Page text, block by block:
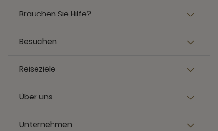
Brauchen Sie Hilfe?
Besuchen
Reiseziele
Über uns
Unternehmen